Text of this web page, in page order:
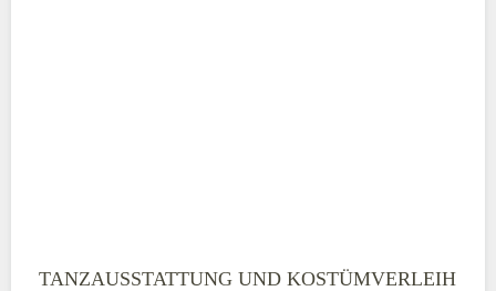
TANZAUSSTATTUNG UND KOSTÜMVERLEIH